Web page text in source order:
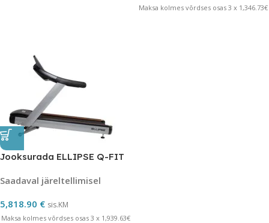
Maksa kolmes võrdses osas 3 x 1,346.73€
Jooksurada ELLIPSE Q-FIT
Saadaval järeltellimisel
5,818.90 € sis.KM
Maksa kolmes võrdses osas 3 x 1,939.63€